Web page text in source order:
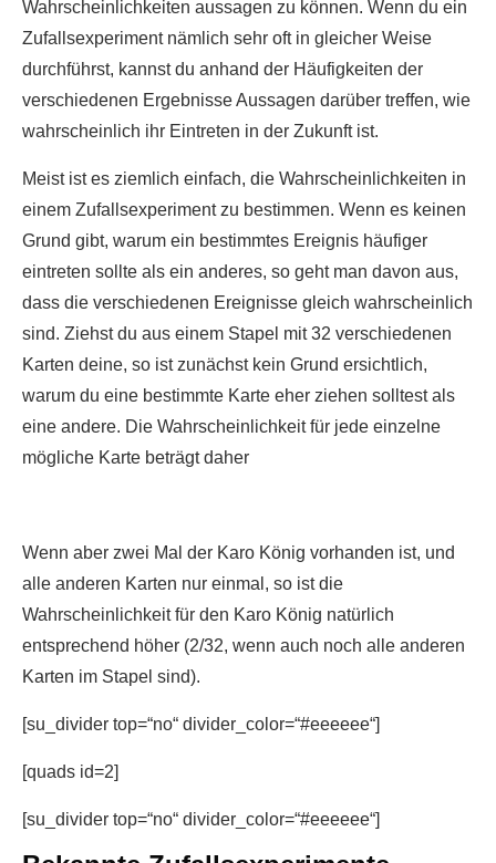
Wahrscheinlichkeiten aussagen zu können. Wenn du ein
Zufallsexperiment nämlich sehr oft in gleicher Weise
durchführst, kannst du anhand der Häufigkeiten der
verschiedenen Ergebnisse Aussagen darüber treffen, wie
wahrscheinlich ihr Eintreten in der Zukunft ist.
Meist ist es ziemlich einfach, die Wahrscheinlichkeiten in
einem Zufallsexperiment zu bestimmen. Wenn es keinen
Grund gibt, warum ein bestimmtes Ereignis häufiger
eintreten sollte als ein anderes, so geht man davon aus,
dass die verschiedenen Ereignisse gleich wahrscheinlich
sind. Ziehst du aus einem Stapel mit 32 verschiedenen
Karten deine, so ist zunächst kein Grund ersichtlich,
warum du eine bestimmte Karte eher ziehen solltest als
eine andere. Die Wahrscheinlichkeit für jede einzelne
mögliche Karte beträgt daher
Wenn aber zwei Mal der Karo König vorhanden ist, und
alle anderen Karten nur einmal, so ist die
Wahrscheinlichkeit für den Karo König natürlich
entsprechend höher (2/32, wenn auch noch alle anderen
Karten im Stapel sind).
[su_divider top=“no“ divider_color=“#eeeeee“]
[quads id=2]
[su_divider top=“no“ divider_color=“#eeeeee“]